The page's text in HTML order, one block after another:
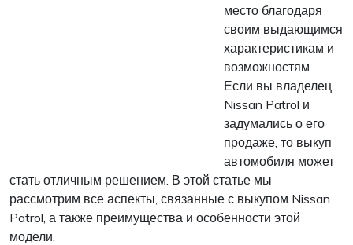
место благодаря
своим выдающимся
характеристикам и
возможностям.
Если вы владелец
Nissan Patrol и
задумались о его
продаже, то выкуп
автомобиля может
стать отличным решением. В этой статье мы
рассмотрим все аспекты, связанные с выкупом Nissan
Patrol, а также преимущества и особенности этой
модели.